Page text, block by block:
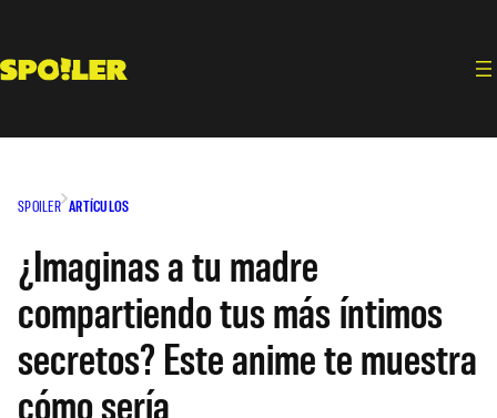
contenido
SPOILER ARTÍCULOS
¿Imaginas a tu madre
compartiendo tus más íntimos
secretos? Este anime te muestra
cómo sería